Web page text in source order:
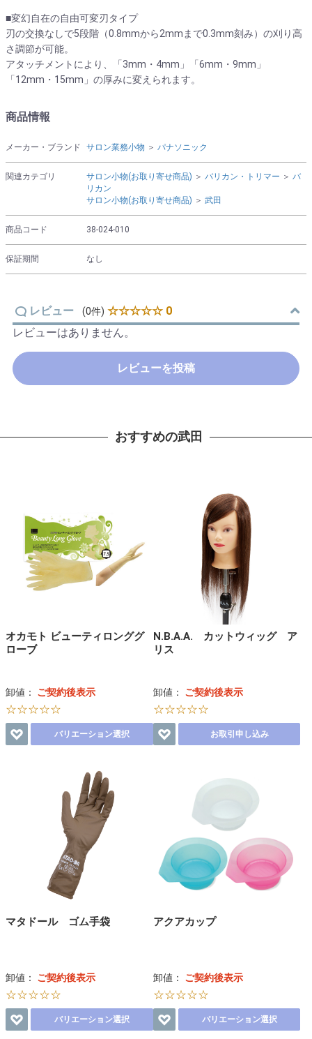
■変幻自在の自由可変刃タイプ
刃の交換なしで5段階（0.8mmから2mmまで0.3mm刻み）の刈り高
さ調節が可能。
アタッチメントにより、「3mm・4mm」「6mm・9mm」
「12mm・15mm」の厚みに変えられます。
商品情報
メーカー・ブランド サロン業務小物 ＞ パナソニック
関連カテゴリ サロン小物(お取り寄せ商品) ＞ バリカン・トリマー ＞ バ
リカン
サロン小物(お取り寄せ商品) ＞ 武田
商品コード 38-024-010
保証期間 なし
レビュー (0件) ☆☆☆☆☆ 0
レビューはありません。
レビューを投稿
おすすめの武田
オカモト ビューティロンググ
ローブ
卸値： ご契約後表示
☆☆☆☆☆
バリエーション選択
N.B.A.A. カットウィッグ ア
リス
卸値： ご契約後表示
☆☆☆☆☆
お取引申し込み
マタドール ゴム手袋
卸値： ご契約後表示
☆☆☆☆☆
バリエーション選択
アクアカップ
卸値： ご契約後表示
☆☆☆☆☆
バリエーション選択